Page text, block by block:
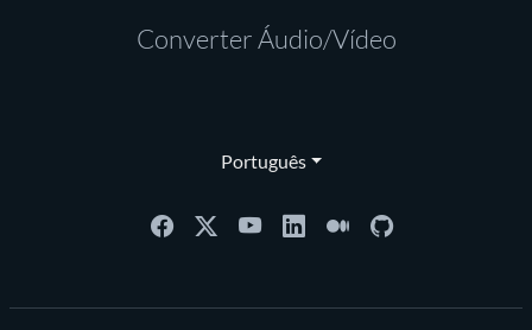
Converter Áudio/Vídeo
Português